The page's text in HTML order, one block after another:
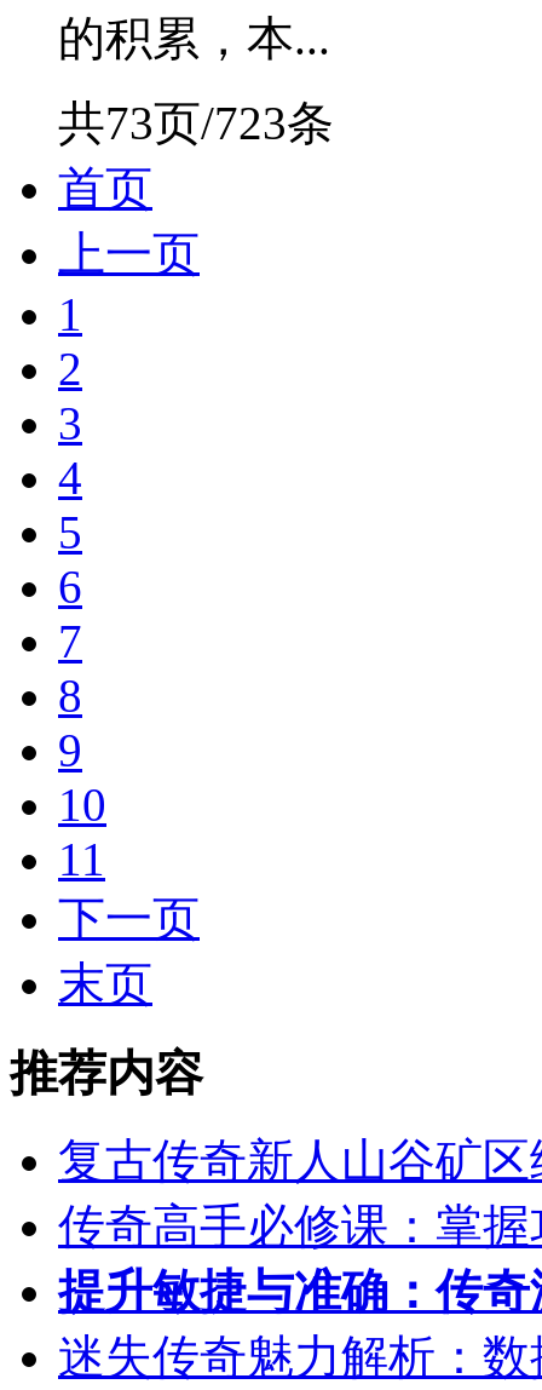
的积累，本...
共73页/723条
首页
上一页
1
2
3
4
5
6
7
8
9
10
11
下一页
末页
推荐内容
复古传奇新人山谷矿
传奇高手必修课：掌
提升敏捷与准确：传奇
迷失传奇魅力解析：